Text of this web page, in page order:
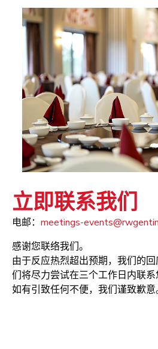
立即联系我们
电邮： meetings-
感谢您联络我们。
由于反应热烈超出预期，我们的
们将尽力尝试在三个工作日内联系
如有引致任何不便，我们谨致歉意